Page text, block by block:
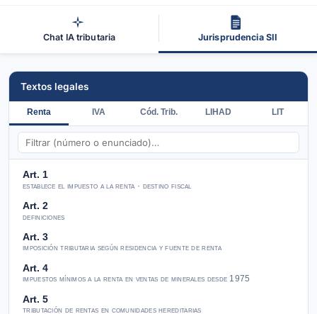
Chat IA tributaria Jurisprudencia SII
Textos legales
Renta IVA Cód. Trib. LIHAD LIT
Art. 1
establece el impuesto a la renta · destino fiscal
Art. 2
definiciones
Art. 3
imposición tributaria según residencia y fuente de renta
Art. 4
impuestos mínimos a la renta en ventas de minerales desde 1975
Art. 5
tributación de rentas en comunidades hereditarias